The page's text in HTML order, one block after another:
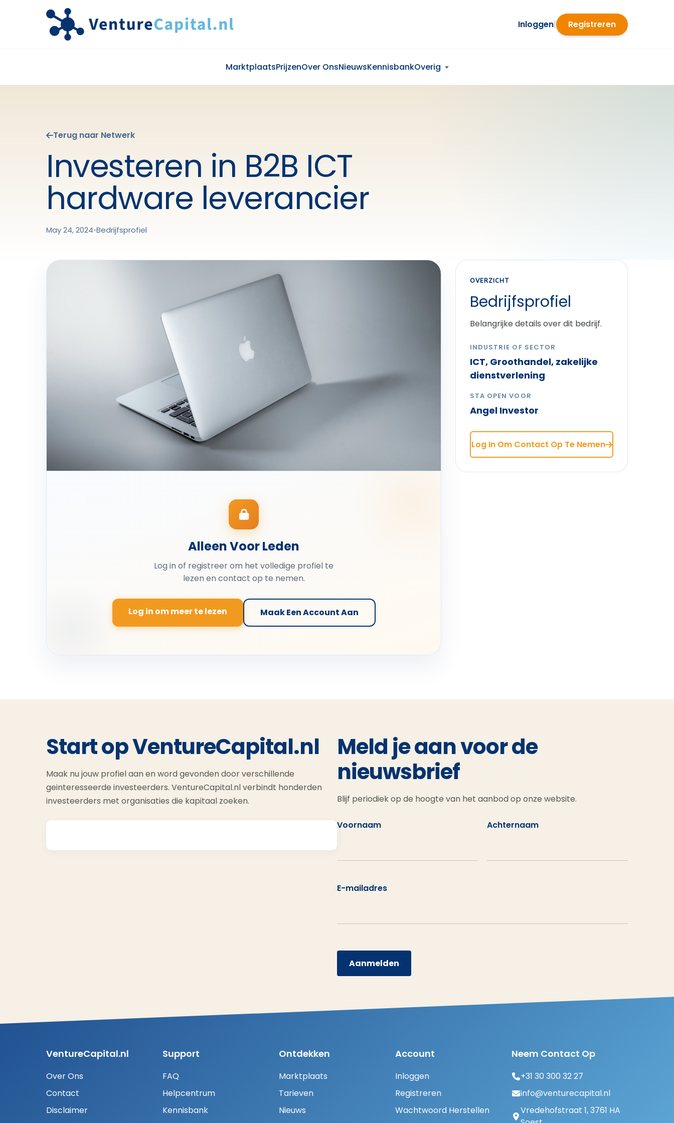
Inloggen| Registreren
MarktplaatsPrijzenOver OnsNieuwsKennisbankOverig
Terug naar Netwerk
Investeren in B2B ICT
hardware leverancier
May 24, 2024•Bedrijfsprofiel
Alleen Voor Leden
Log in of registreer om het volledige profiel te
lezen en contact op te nemen.
Log in om meer te lezen Maak Een Account Aan
OVERZICHT
Bedrijfsprofiel
Belangrijke details over dit bedrijf.
INDUSTRIE OF SECTOR
ICT, Groothandel, zakelijke
dienstverlening
STA OPEN VOOR
Angel Investor
Log In Om Contact Op Te Nemen
Start op VentureCapital.nl
Maak nu jouw profiel aan en word gevonden door verschillende
geinteresseerde investeerders. VentureCapital.nl verbindt honderden
investeerders met organisaties die kapitaal zoeken.
Meld je aan voor de
nieuwsbrief
Blijf periodiek op de hoogte van het aanbod op onze website.
Voornaam Achternaam
E-mailadres
Aanmelden
VentureCapital.nl
Over Ons
Contact
Disclaimer
Support
FAQ
Helpcentrum
Kennisbank
Ontdekken
Marktplaats
Tarieven
Nieuws
Account
Inloggen
Registreren
Wachtwoord Herstellen
Neem Contact Op
+31 30 300 32 27
info@venturecapital.nl
Vredehofstraat 1, 3761 HA